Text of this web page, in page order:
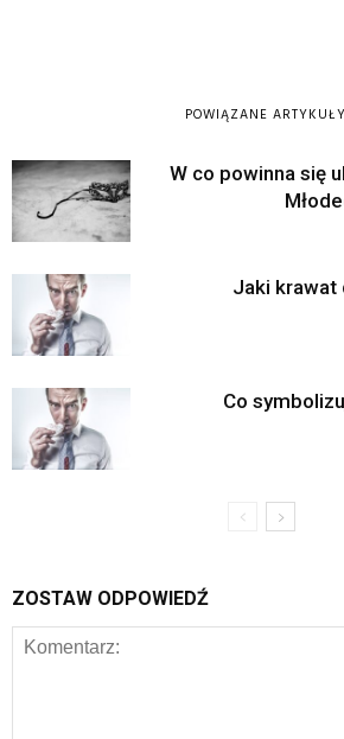
POWIĄZANE ARTYKUŁY
W co powinna się
Jaki krawat
Co
ZOSTAW ODPOWIEDŹ